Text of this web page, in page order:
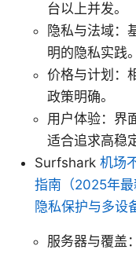
台以上并发。
隐私与法域：
明的隐私实践。
价格与计划：
政策明确。
用户体验：界
适合追求高稳
Surfshark 机场
指南（2025年最
隐私保护与多设
服务器与覆盖